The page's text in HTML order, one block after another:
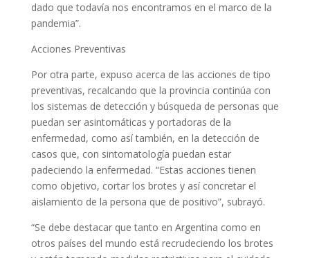
dado que todavía nos encontramos en el marco de la
pandemia”.
Acciones Preventivas
Por otra parte, expuso acerca de las acciones de tipo
preventivas, recalcando que la provincia continúa con
los sistemas de detección y búsqueda de personas que
puedan ser asintomáticas y portadoras de la
enfermedad, como así también, en la detección de
casos que, con sintomatología puedan estar
padeciendo la enfermedad. “Estas acciones tienen
como objetivo, cortar los brotes y así concretar el
aislamiento de la persona que de positivo”, subrayó.
“Se debe destacar que tanto en Argentina como en
otros países del mundo está recrudeciendo los brotes